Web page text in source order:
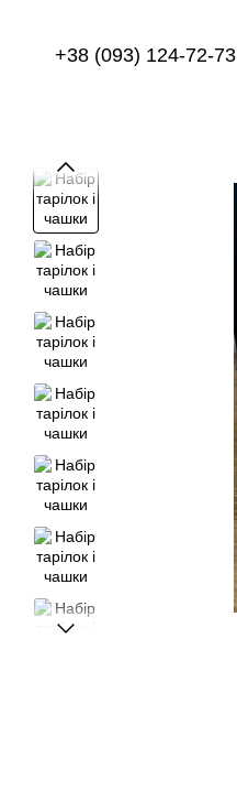
+38 (093) 124-72-73